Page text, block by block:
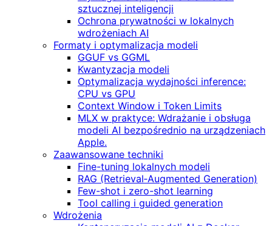
sztucznej inteligencji
Ochrona prywatności w lokalnych
wdrożeniach AI
Formaty i optymalizacja modeli
GGUF vs GGML
Kwantyzacja modeli
Optymalizacja wydajności inference:
CPU vs GPU
Context Window i Token Limits
MLX w praktyce: Wdrażanie i obsługa
modeli AI bezpośrednio na urządzeniach
Apple.
Zaawansowane techniki
Fine-tuning lokalnych modeli
RAG (Retrieval‑Augmented Generation)
Few-shot i zero-shot learning
Tool calling i guided generation
Wdrożenia